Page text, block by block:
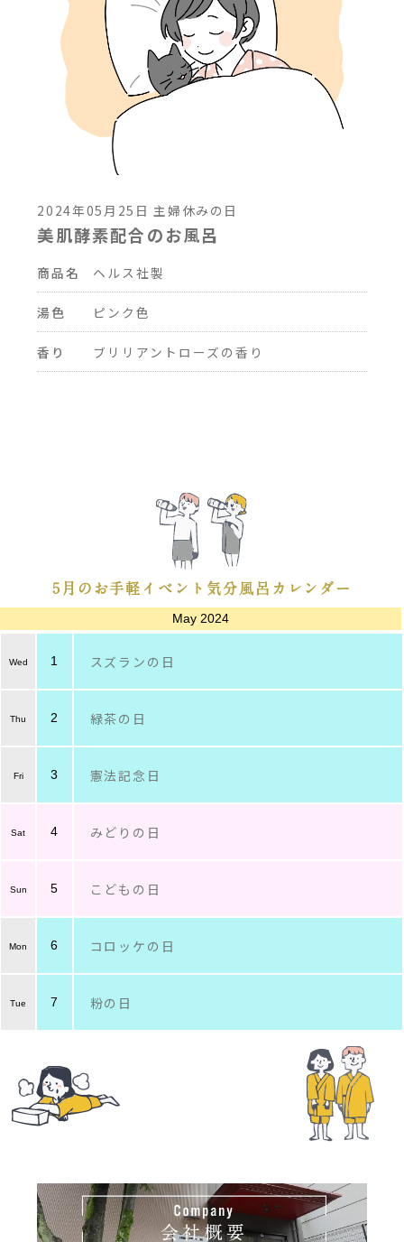
2024年05月25日 主婦休みの日
美肌酵素配合のお風呂
商品名 ヘルス社製
湯色 ピンク色
香り ブリリアントローズの香り
5 月のお手軽イベント気分風呂カレンダー
May 2024
1 スズランの日
2 緑茶の日
3 憲法記念日
4 みどりの日
5 こどもの日
6 コロッケの日
7 粉の日
9 アイスクリームの日
11 ご当地キャラの日